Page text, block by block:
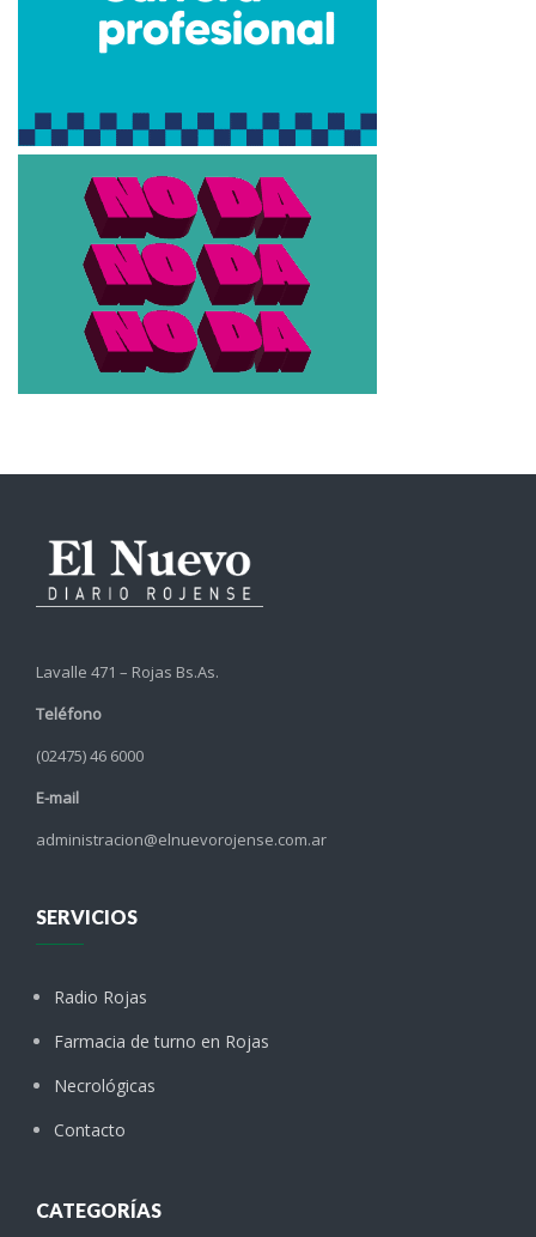
Lavalle 471 – Rojas Bs.As.
Teléfono
(02475) 46 6000
E-mail
administracion@elnuevorojense.com.ar
SERVICIOS
Radio Rojas
Farmacia de turno en Rojas
Necrológicas
Contacto
CATEGORÍAS